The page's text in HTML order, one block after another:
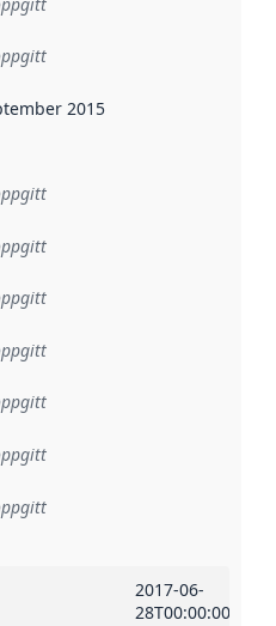
når dataene i dette
2015
2017-06-
28T00:00:00Z